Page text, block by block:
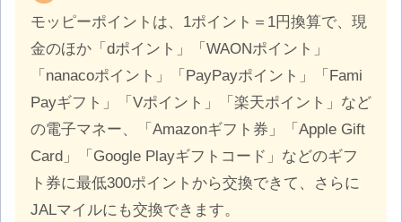
モッピーポイントは、1ポイント＝1円換算で、現
金のほか「dポイント」「WAONポイント」
「nanacoポイント」「PayPayポイント」「Fami
Payギフト」「Vポイント」「楽天ポイント」など
の電子マネー、「Amazonギフト券」「Apple Gift
Card」「Google Playギフトコード」などのギフ
ト券に最低300ポイントから交換できて、さらに
JALマイルにも交換できます。